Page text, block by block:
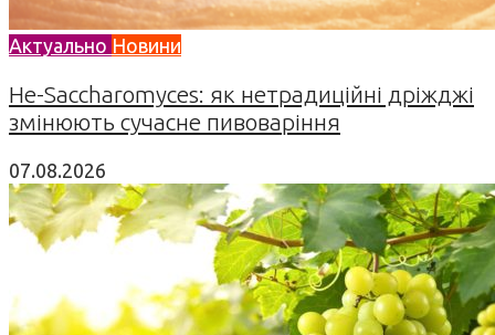
Актуально Новини
Не-Saccharomyces: як нетрадиційні дріжджі
змінюють сучасне пивоваріння
07.08.2026